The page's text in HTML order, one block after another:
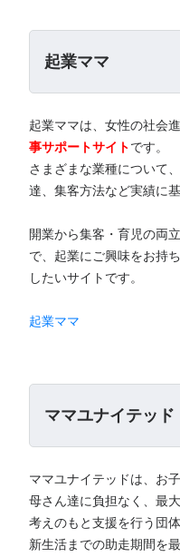
起業ママ
起業ママは、女性の社会
事サポートサイト です。
さまざまな業種について
達、集客方法など実績に
開業から集客・育児の両
で、起業にご興味をお持
したいサイトです。
起業ママ
ママユナイテッド
ママユナイテッドは、お
母さん達に負担なく、最
考えのもと支援を行う団体
新生活までの助走期間を